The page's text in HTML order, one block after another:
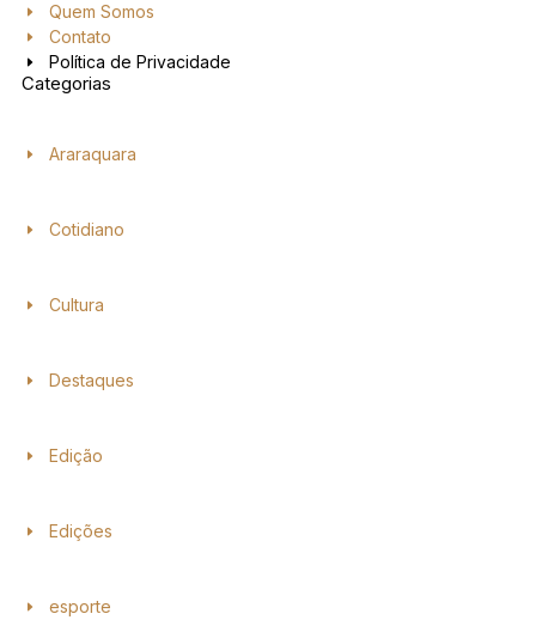
Quem Somos
Contato
Política de Privacidade
Categorias
Araraquara
Cotidiano
Cultura
Destaques
Edição
Edições
esporte